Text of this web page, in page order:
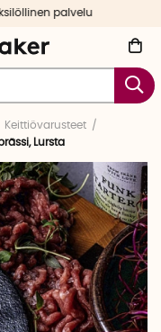
palvelu
Keittiövarusteet
Lursta